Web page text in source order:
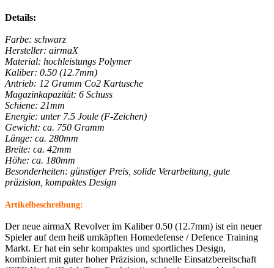
Details:
Farbe: schwarz
Hersteller: airmaX
Material: hochleistungs Polymer
Kaliber: 0.50 (12.7mm)
Antrieb: 12 Gramm Co2 Kartusche
Magazinkapazität: 6 Schuss
Schiene: 21mm
Energie: unter 7.5 Joule (F-Zeichen)
Gewicht: ca. 750 Gramm
Länge: ca. 280mm
Breite: ca. 42mm
Höhe: ca. 180mm
Besonderheiten: günstiger Preis, solide Verarbeitung, gute
präzision, kompaktes Design
Artikelbeschreibung:
Der neue airmaX Revolver im Kaliber 0.50 (12.7mm) ist ein neuer
Spieler auf dem heiß umkäpften Homedefense / Defence Training
Markt. Er hat ein sehr kompaktes und sportliches Design,
kombiniert mit guter hoher Präzision, schnelle Einsatzbereitschaft